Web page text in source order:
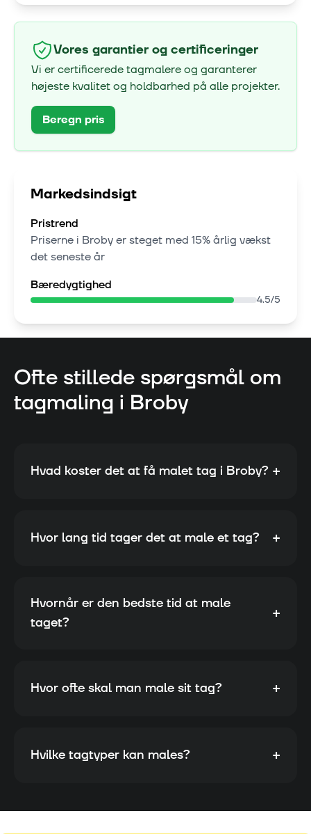
Vores garantier og certificeringer
Vi er certificerede tagmalere og garanterer
højeste kvalitet og holdbarhed på alle projekter.
Beregn pris
Markedsindsigt
Pristrend
Priserne i Brobyer steget med 15% årlig vækst
det seneste år
Bæredygtighed
4.5/5
Ofte stillede spørgsmål om
tagmaling i Broby
Hvad koster det at få malet tag i Broby? +
Hvor lang tid tager det at male et tag? +
Hvornår er den bedste tid at male
taget?
+
Hvor ofte skal man male sit tag? +
Hvilke tagtyper kan males? +